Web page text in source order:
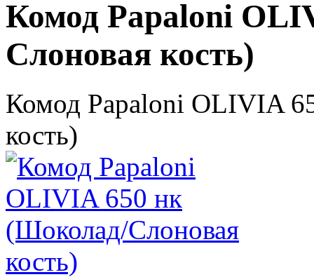
Комод Papaloni
Слоновая кость)
Комод Papaloni OLIVIA
кость)